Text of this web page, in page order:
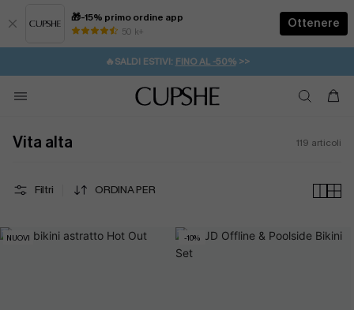
🎁-15% primo ordine app
50 k+
Ottenere
⚡️-15% SUGLI ESSENZIALI DA VACANZA | ACQUISTA
🔥SALDI ESTIVI: FINO AL -50%>>
🚚SPEDIZIONE GRATUITA DA 49€
💌REGALO PER I NUOVI: 20% DI SCONTO*
Vita alta 119 articoli
Filtri ORDINA PER
NUOVI -10%